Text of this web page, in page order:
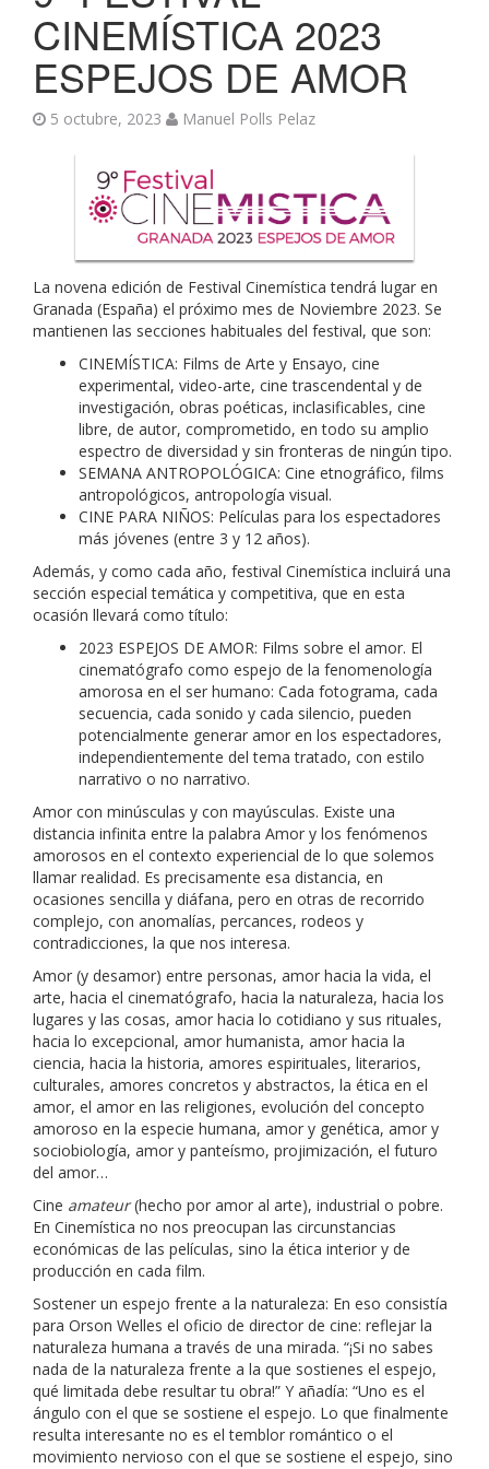
CINEMÍSTICA 2023
ESPEJOS DE AMOR
5 octubre, 2023 Manuel Polls Pelaz
La novena edición de Festival Cinemística tendrá lugar en
Granada (España) el próximo mes de Noviembre 2023. Se
mantienen las secciones habituales del festival, que son:
CINEMÍSTICA: Films de Arte y Ensayo, cine
experimental, video-arte, cine trascendental y de
investigación, obras poéticas, inclasificables, cine
libre, de autor, comprometido, en todo su amplio
espectro de diversidad y sin fronteras de ningún tipo.
SEMANA ANTROPOLÓGICA: Cine etnográfico, films
antropológicos, antropología visual.
CINE PARA NIÑOS: Películas para los espectadores
más jóvenes (entre 3 y 12 años).
Además, y como cada año, festival Cinemística incluirá una
sección especial temática y competitiva, que en esta
ocasión llevará como título:
2023 ESPEJOS DE AMOR: Films sobre el amor. El
cinematógrafo como espejo de la fenomenología
amorosa en el ser humano: Cada fotograma, cada
secuencia, cada sonido y cada silencio, pueden
potencialmente generar amor en los espectadores,
independientemente del tema tratado, con estilo
narrativo o no narrativo.
Amor con minúsculas y con mayúsculas. Existe una
distancia infinita entre la palabra Amor y los fenómenos
amorosos en el contexto experiencial de lo que solemos
llamar realidad. Es precisamente esa distancia, en
ocasiones sencilla y diáfana, pero en otras de recorrido
complejo, con anomalías, percances, rodeos y
contradicciones, la que nos interesa.
Amor (y desamor) entre personas, amor hacia la vida, el
arte, hacia el cinematógrafo, hacia la naturaleza, hacia los
lugares y las cosas, amor hacia lo cotidiano y sus rituales,
hacia lo excepcional, amor humanista, amor hacia la
ciencia, hacia la historia, amores espirituales, literarios,
culturales, amores concretos y abstractos, la ética en el
amor, el amor en las religiones, evolución del concepto
amoroso en la especie humana, amor y genética, amor y
sociobiología, amor y panteísmo, projimización, el futuro
del amor…
Cine amateur(hecho por amor al arte), industrial o pobre.
En Cinemística no nos preocupan las circunstancias
económicas de las películas, sino la ética interior y de
producción en cada film.
Sostener un espejo frente a la naturaleza: En eso consistía
para Orson Welles el oficio de director de cine: reflejar la
naturaleza humana a través de una mirada. “¡Si no sabes
nada de la naturaleza frente a la que sostienes el espejo,
qué limitada debe resultar tu obra!” Y añadía: “Uno es el
ángulo con el que se sostiene el espejo. Lo que finalmente
resulta interesante no es el temblor romántico o el
movimiento nervioso con el que se sostiene el espejo, sino